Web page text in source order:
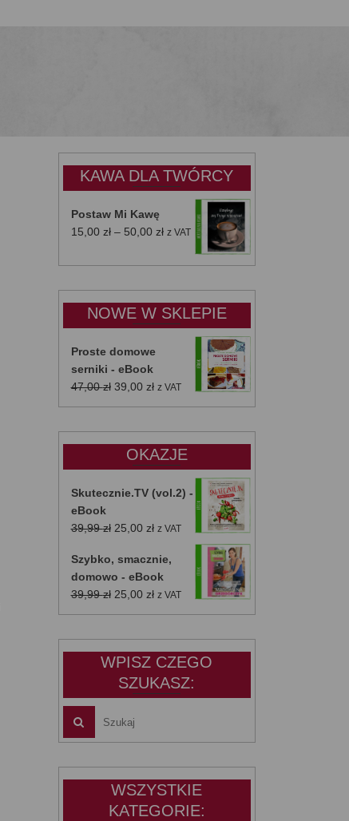
KAWA DLA TWÓRCY
Postaw Mi Kawę
15,00 zł – 50,00 złZakres
od
do
50,00 zł
z VAT
NOWE W SKLEPIE
Proste domowe
serniki - eBook
47,00zł Pierwotna
cena
39,00 złAktualna
cena
z VAT
OKAZJE
Skutecznie.TV (vol.2) -
eBook
39,99zł Pierwotna
wynosiła:
39,99 zł.
25,00 złAktualna
wynosi:
25,00 zł.
z VAT
Szybko, smacznie,
domowo - eBook
39,99zł Pierwotna
cena
25,00 złAktualna
cena
z VAT
WPISZ CZEGO
SZUKASZ:
WSZYSTKIE
KATEGORIE: